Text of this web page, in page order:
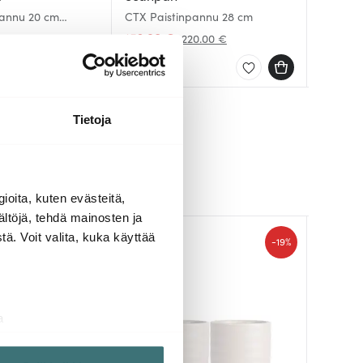
Tietoja
kuten evästeitä,
tehdä mainosten ja
Voit valita, kuka käyttää
20 cm
CTX Paistinpannu 28 cm
153.90 € 220.00 €
Saatavilla
-19%